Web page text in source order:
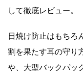
して徹底レビュー。
日焼け防止はもちろ
割を果たす耳の守り
や、大型バックパッ